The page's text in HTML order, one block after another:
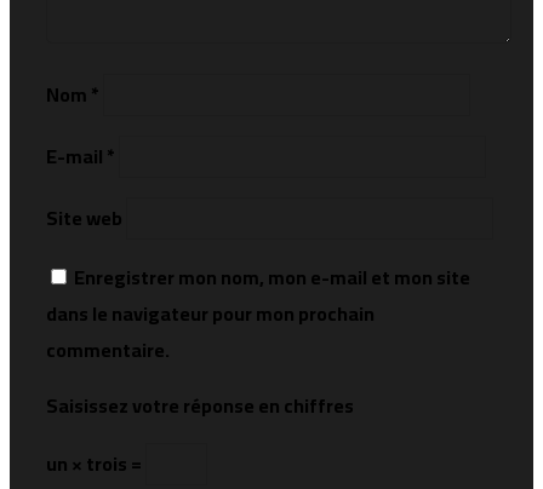
Nom*
E-mail*
Site web
Enregistrer mon nom, mon e-mail et mon site
dans le navigateur pour mon prochain
commentaire.
Saisissez votre réponse en chiffres
un × trois =